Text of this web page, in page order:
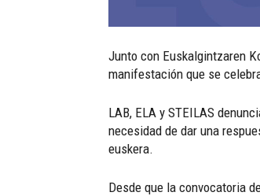
Junto con Euskalgintzaren
manifestación que se
LAB, ELA y STEILAS
necesidad de dar una
euskera.
Desde que la convocatoria